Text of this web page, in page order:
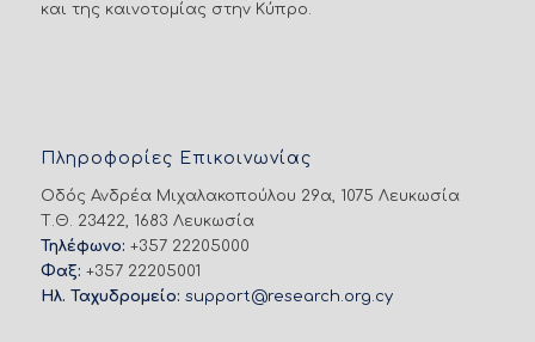
και της καινοτομίας στην Κύπρο.
Πληροφορίες Επικοινωνίας
Οδός Ανδρέα Μιχαλακοπούλου 29α, 1075 Λευκωσία
Τ.Θ. 23422, 1683 Λευκωσία
Τηλέφωνο: +357 22205000
Φαξ: +357 22205001
Ηλ. Ταχυδρομείο: support@research.org.cy